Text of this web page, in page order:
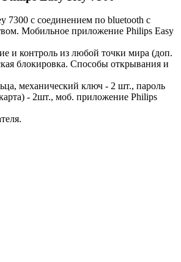
7300 с соединением по bluetooth с
Мобильное приложение Philips Easy
и контроль из любой точки мира (доп.
блокировка. Способы открывания и
механический ключ - 2 шт., пароль
- 2шт., моб. приложение Philips